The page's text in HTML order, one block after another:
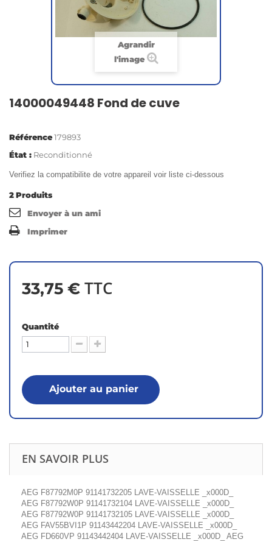
Agrandir
l'image
14000049448 Fond de cuve
Référence179893
État : Reconditionné
Verifiez la compatibilite de votre appareil voir liste ci-dessous
2Produits
Envoyer à un ami
Imprimer
33,75 € TTC
Quantité
Ajouter au panier
EN SAVOIR PLUS
AEG F87792M0P 91141732205 LAVE-VAISSELLE _x000D_
AEG F87792W0P 91141732104 LAVE-VAISSELLE _x000D_
AEG F87792W0P 91141732105 LAVE-VAISSELLE _x000D_
AEG FAV55BVI1P 91143442204 LAVE-VAISSELLE _x000D_
AEG FD660VP 91143442404 LAVE-VAISSELLE _x000D_ AEG